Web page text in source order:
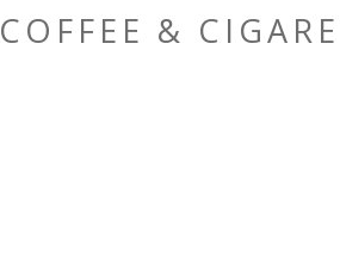
COFFEE &